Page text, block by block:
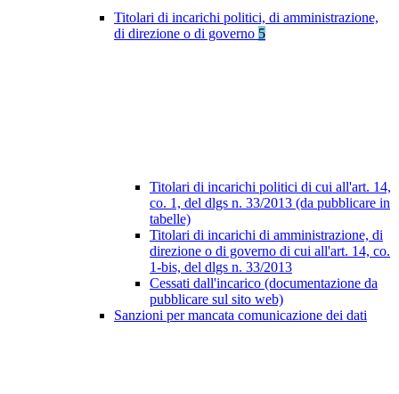
Titolari di incarichi politici, di amministrazione,
di direzione o di governo 5
Titolari di incarichi politici di cui all'art. 14,
co. 1, del dlgs n. 33/2013 (da pubblicare in
tabelle)
Titolari di incarichi di amministrazione, di
direzione o di governo di cui all'art. 14, co.
1-bis, del dlgs n. 33/2013
Cessati dall'incarico (documentazione da
pubblicare sul sito web)
Sanzioni per mancata comunicazione dei dati